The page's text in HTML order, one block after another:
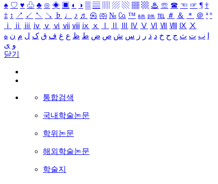
♠ ♡ ♥ ♧ ♣ ⊙ ◈ ▣ ◐ ◑ ▒ ▤ ▨ ▧ ▦ ▩ ♨ ☏ ☎ ☜ ☞ ¶ †
‡ ↕ ↗ ↙ ↖ ↘ ♭ ♩ ♪ ♬ ㉿ ㈜ № ㏇ ™ ㏂ ㏘ ℡ ＃ ＆ ＊ ＠ ª º
ⅰ
ⅱ ⅲ ⅳ ⅴ ⅵ ⅶ ⅷ ⅸ ⅹ Ⅳ Ⅴ Ⅵ Ⅶ Ⅷ Ⅸ Ⅹ
ب ت ث ج ح خ د ذ ر ز س ش ص ض ط ظ ع غ ف ق ک ل م ن ه
و ی
닫기
통합검색
국내학술논문
학위논문
해외학술논문
학술지